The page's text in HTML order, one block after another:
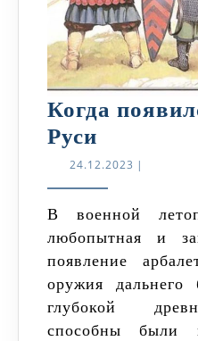
Когда
Руси
появился
арбалет
на
Руси
24.12.2023 24.12.2023
|
В военной летописи России есть
любопытная и
появление
оружия дальнего
глубокой
способны были